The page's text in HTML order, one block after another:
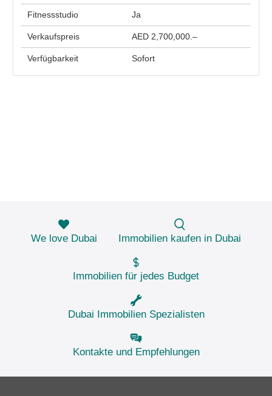
Fitnessstudio Ja
Verkaufspreis AED 2,700,000.–
Verfügbarkeit Sofort
We love Dubai Immobilien kaufen in Dubai
Immobilien für jedes Budget
Dubai Immobilien Spezialisten
Kontakte und Empfehlungen